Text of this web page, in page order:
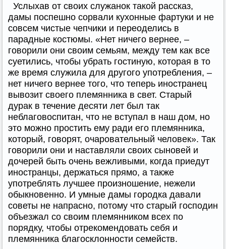
Услыхав от своих служанок такой рассказ,
дамы поспешно сорвали кухонные фартуки и не
совсем чистые чепчики и переоделись в
парадные костюмы. «Нет ничего вернее, –
говорили они своим семьям, между тем как все
суетились, чтобы убрать гостиную, которая в то
же время служила для другого употребления, –
нет ничего вернее того, что теперь иностранец
вывозит своего племянника в свет. Старый
дурак в течение десяти лет был так
неблаговоспитан, что не вступал в наш дом, но
это можно простить ему ради его племянника,
который, говорят, очаровательный человек». Так
говорили они и наставляли своих сыновей и
дочерей быть очень вежливыми, когда приедут
иностранцы, держаться прямо, а также
употреблять лучшее произношение, нежели
обыкновенно. И умные дамы городка давали
советы не напрасно, потому что старый господин
объезжал со своим племянником всех по
порядку, чтобы отрекомендовать себя и
племянника благосклонности семейств.